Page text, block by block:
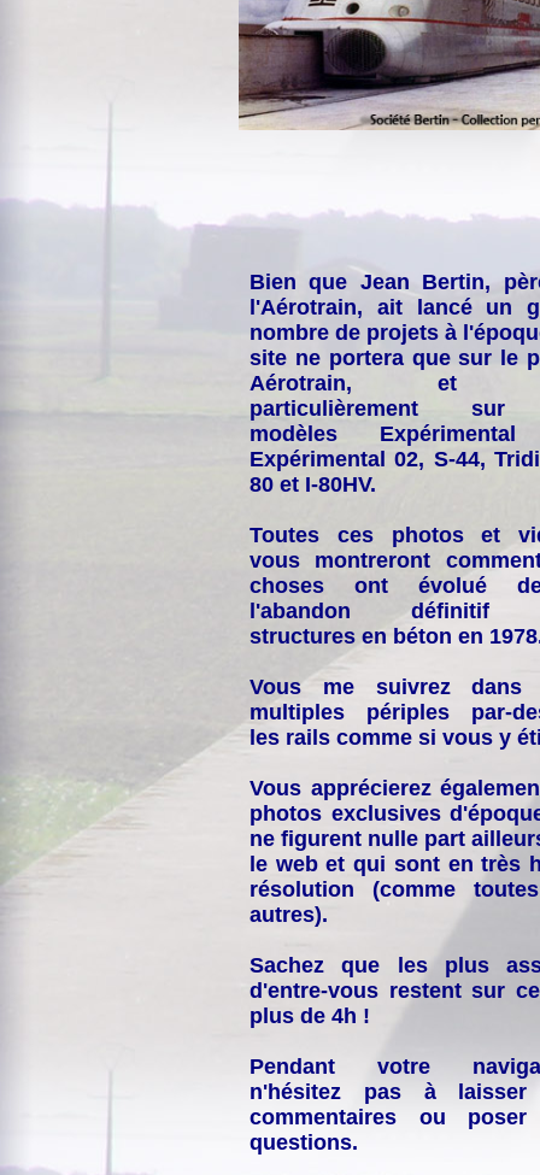
Bien que Jean Bertin,
l'Aérotrain, ait lancé un
nombre de projets à
site ne portera que sur le
Aérotrain, et
particulièrement
modèles
Expérimental 02, S-44,
80 et I-80HV.
Toutes ces photos et
vous montreront
choses ont évolué
l'abandon définitif
structures en béton en
Vous me suivrez dans
multiples périples par-
les rails comme si vous y
Vous apprécierez
photos exclusives
ne figurent nulle part
le web et qui sont en très
résolution (comme
autres).
Sachez que les plus
d'entre-vous restent sur
plus de 4h !
Pendant votre
n'hésitez pas à laisser
commentaires ou
questions.